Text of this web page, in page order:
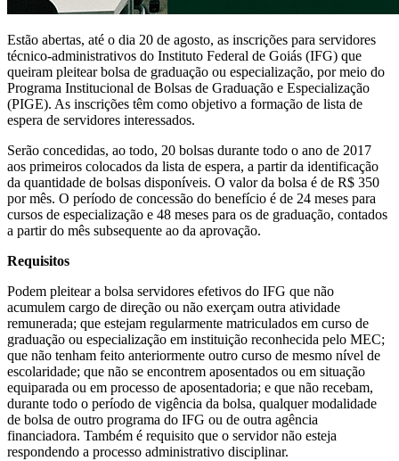
Estão abertas, até o dia 20 de agosto, as inscrições para servidores
técnico-administrativos do Instituto Federal de Goiás (IFG) que
queiram pleitear bolsa de graduação ou especialização, por meio do
Programa Institucional de Bolsas de Graduação e Especialização
(PIGE). As inscrições têm como objetivo a formação de lista de
espera de servidores interessados.
Serão concedidas, ao todo, 20 bolsas durante todo o ano de 2017
aos primeiros colocados da lista de espera, a partir da identificação
da quantidade de bolsas disponíveis. O valor da bolsa é de R$ 350
por mês. O período de concessão do benefício é de 24 meses para
cursos de especialização e 48 meses para os de graduação, contados
a partir do mês subsequente ao da aprovação.
Requisitos
Podem pleitear a bolsa servidores efetivos do IFG que não
acumulem cargo de direção ou não exerçam outra atividade
remunerada; que estejam regularmente matriculados em curso de
graduação ou especialização em instituição reconhecida pelo MEC;
que não tenham feito anteriormente outro curso de mesmo nível de
escolaridade; que não se encontrem aposentados ou em situação
equiparada ou em processo de aposentadoria; e que não recebam,
durante todo o período de vigência da bolsa, qualquer modalidade
de bolsa de outro programa do IFG ou de outra agência
financiadora. Também é requisito que o servidor não esteja
respondendo a processo administrativo disciplinar.